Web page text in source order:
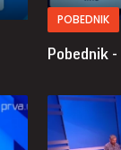
POBEDNIK
Pobednik